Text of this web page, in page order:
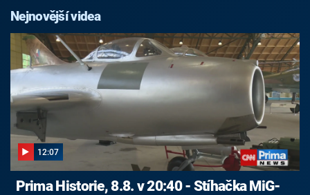
Nejnovější videa
12:07
Prima Historie, 8.8. v 20:40 - Stíhačka MiG-